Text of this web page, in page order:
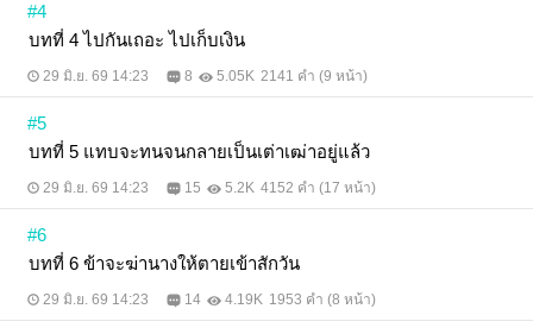
#4
บทที่ 4 ไปกันเถอะ ไปเก็บเงิน
29 มิ.ย. 69 14:23 8 5.05K 2141 คำ (9 หน้า)
#5
บทที่ 5 แทบจะทนจนกลายเป็นเต่าเฒ่าอยู่แล้ว
29 มิ.ย. 69 14:23 15 5.2K 4152 คำ (17 หน้า)
#6
บทที่ 6 ข้าจะฆ่านางให้ตายเข้าสักวัน
29 มิ.ย. 69 14:23 14 4.19K 1953 คำ (8 หน้า)